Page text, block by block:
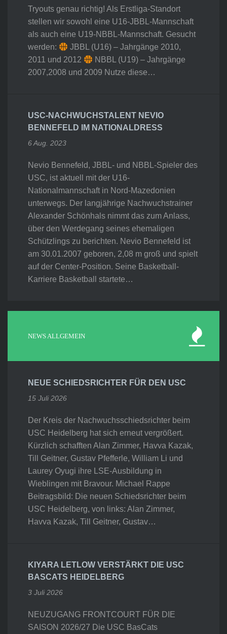
Tryouts genau richtig! Als Erstliga-Standort
stellen wir sowohl eine U16-JBBL-Mannschaft
als auch eine U19-NBBL-Mannschaft. Gesucht
werden:
JBBL (U16) – Jahrgänge 2010,
2011 und 2012
NBBL (U19) – Jahrgänge
2007,2008 und 2009 Nutze diese…
USC-NACHWUCHSTALENT NEVIO
BENNEFELD IM NATIONALDRESS
6 Aug. 2023
Nevio Bennefeld, JBBL- und NBBL-Spieler des
USC, ist aktuell mit der U16-
Nationalmannschaft in Nord-Mazedonien
unterwegs. Der langjährige Nachwuchstrainer
Alexander Schönhals nimmt das zum Anlass,
über den Werdegang seines ehemaligen
Schützlings zu berichten. Nevio Bennefeld ist
am 30.01.2007 geboren, 2,08 m groß und spielt
auf der Center-Position. Seine Basketball-
Karriere Basketball startete…
NEWS ALLGEMEIN
NEUE SCHIEDSRICHTER FÜR DEN USC
15 Juli 2026
Der Kreis der Nachwuchsschiedsrichter beim
USC Heidelberg hat sich erneut vergrößert.
Kürzlich schafften Alan Zimmer, Havva Kazak,
Till Geitner, Gustav Pfefferle, William Li und
Laurey Oyugi ihre LSE-Ausbildung in
Wieblingen mit Bravour. Michael Rappe
Beitragsbild: Die neuen Schiedsrichter beim
USC Heidelberg, von links: Alan Zimmer,
Havva Kazak, Till Geitner, Gustav…
KIYARA LETLOW VERSTÄRKT DIE USC
BASCATS HEIDELBERG
3 Juli 2026
NEUZUGANG FRONTCOURT FÜR DIE
SAISON 2026/27 Die USC BasCats